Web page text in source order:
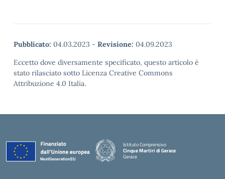
Pubblicato: 04.03.2023 - Revisione: 04.09.2023
Eccetto dove diversamente specificato, questo articolo è
stato rilasciato sotto Licenza Creative Commons
Attribuzione 4.0 Italia.
Istituto Comprensivo
Cinque Martiri di Gerace
Gerace